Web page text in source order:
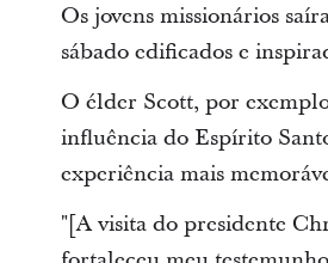
Os jovens missionários
sábado edificados e
O élder Scott, por
influência do Espírito
experiência mais
"[A visita do presidente